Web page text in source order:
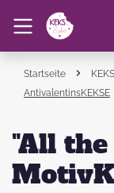
Startseite
AntivalentinsKEKSE
"All